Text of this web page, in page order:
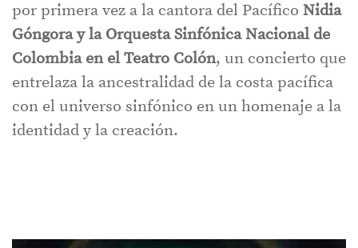
por primera vez a la cantora del Pacífico Nidia
Góngora y la Orquesta Sinfónica Nacional de
Colombia en el Teatro Colón, un concierto que
entrelaza la ancestralidad de la costa pacífica
con el universo sinfónico en un homenaje a la
identidad y la creación.